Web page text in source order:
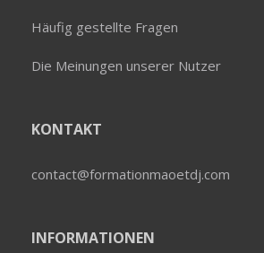
Häufig gestellte Fragen
Die Meinungen unserer Nutzer
KONTAKT
contact@formationmaoetdj.com
INFORMATIONEN